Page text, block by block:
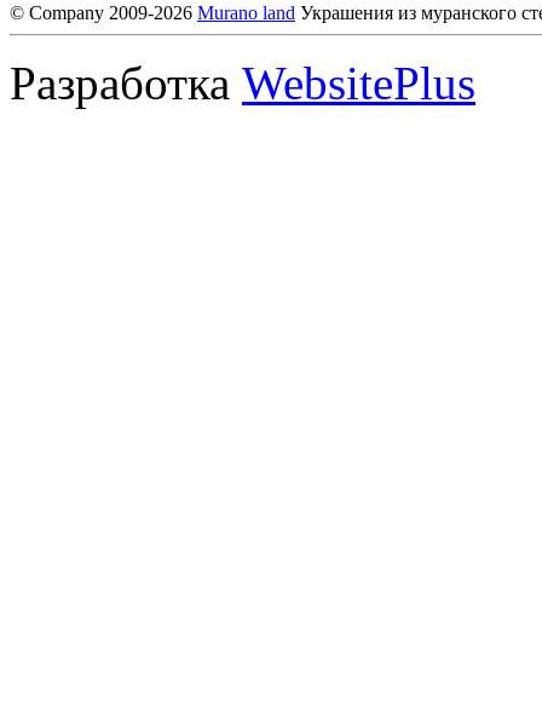
© Company 2009-2026 Murano land Украшения из муранского
Разработка WebsitePlus